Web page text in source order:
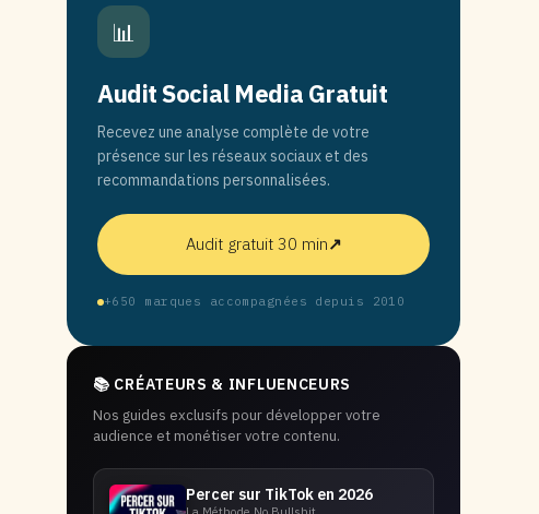
📊
Audit Social Media Gratuit
Recevez une analyse complète de votre
présence sur les réseaux sociaux et des
recommandations personnalisées.
Audit gratuit 30 min↗
+650 marques accompagnées depuis 2010
📚 CRÉATEURS & INFLUENCEURS
Nos guides exclusifs pour développer votre
audience et monétiser votre contenu.
Percer sur TikTok en 2026